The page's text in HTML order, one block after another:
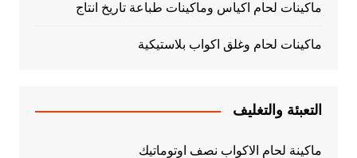
ماكينات لحام اكياس وماكينات طباعة تاريخ انتاج
ماكينات لحام وغلق اكواب بلاستيكية
التعبئة والتغليف
ماكينة لحام الاكواب نصف اوتوماتيك